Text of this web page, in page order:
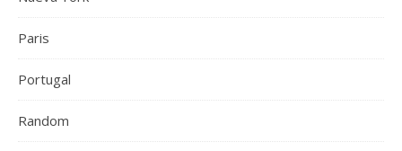
Paris
Portugal
Random